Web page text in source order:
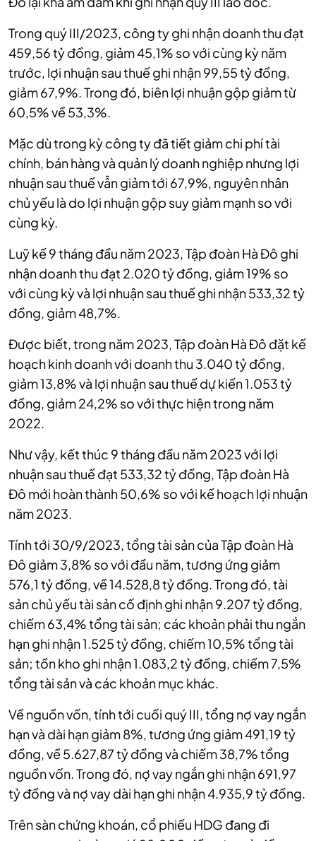
Trong quý III/2023, công ty ghi nhận doanh thu đạt
459,56 tỷ đồng, giảm 45,1% so với cùng kỳ năm
trước, lợi nhuận sau thuế ghi nhận 99,55 tỷ đồng,
giảm 67,9%. Trong đó, biên lợi nhuận gộp giảm từ
60,5% về 53,3%.
Mặc dù trong kỳ công ty đã tiết giảm chi phí tài
chính, bán hàng và quản lý doanh nghiệp nhưng lợi
nhuận sau thuế vẫn giảm tới 67,9%, nguyên nhân
chủ yếu là do lợi nhuận gộp suy giảm mạnh so với
cùng kỳ.
Luỹ kế 9 tháng đầu năm 2023, Tập đoàn Hà Đô ghi
nhận doanh thu đạt 2.020 tỷ đồng, giảm 19% so
với cùng kỳ và lợi nhuận sau thuế ghi nhận 533,32 tỷ
đồng, giảm 48,7%.
Được biết, trong năm 2023, Tập đoàn Hà Đô đặt kế
hoạch kinh doanh với doanh thu 3.040 tỷ đồng,
giảm 13,8% và lợi nhuận sau thuế dự kiến 1.053 tỷ
đồng, giảm 24,2% so với thực hiện trong năm
2022.
Như vậy, kết thúc 9 tháng đầu năm 2023 với lợi
nhuận sau thuế đạt 533,32 tỷ đồng, Tập đoàn Hà
Đô mới hoàn thành 50,6% so với kế hoạch lợi nhuận
năm 2023.
Tính tới 30/9/2023, tổng tài sản của Tập đoàn Hà
Đô giảm 3,8% so với đầu năm, tương ứng giảm
576,1 tỷ đồng, về 14.528,8 tỷ đồng. Trong đó, tài
sản chủ yếu tài sản cố định ghi nhận 9.207 tỷ đồng,
chiếm 63,4% tổng tài sản; các khoản phải thu ngắn
hạn ghi nhận 1.525 tỷ đồng, chiếm 10,5% tổng tài
sản; tồn kho ghi nhận 1.083,2 tỷ đồng, chiếm 7,5%
tổng tài sản và các khoản mục khác.
Về nguồn vốn, tính tới cuối quý III, tổng nợ vay ngắn
hạn và dài hạn giảm 8%, tương ứng giảm 491,19 tỷ
đồng, về 5.627,87 tỷ đồng và chiếm 38,7% tổng
nguồn vốn. Trong đó, nợ vay ngắn ghi nhận 691,97
tỷ đồng và nợ vay dài hạn ghi nhận 4.935,9 tỷ đồng.
Trên sàn chứng khoán, cổ phiếu HDG đang đi